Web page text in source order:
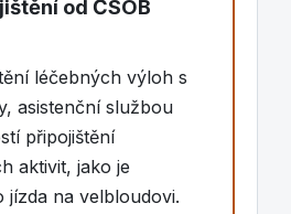
od ČSOB
léčebných výloh s
asistenční službou
připojištění
aktivit, jako je
jízda na velbloudovi.